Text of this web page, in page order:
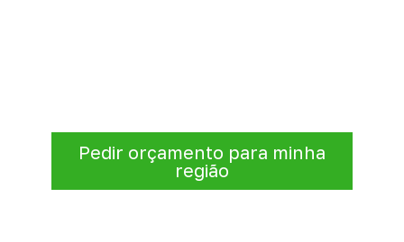
Pedir orçamento para minha
região